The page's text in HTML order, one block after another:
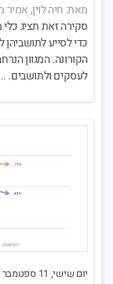
מאת: חיה לוין, אמיר
סקירה זאת תציג כלי
כדי לסייע
הקורונה. המגוון
לעסקים ולתושבים.
יום שישי, 11 ספטמבר 2020